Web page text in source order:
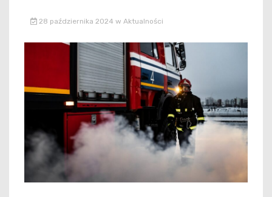
28 października 2024 w Aktualności